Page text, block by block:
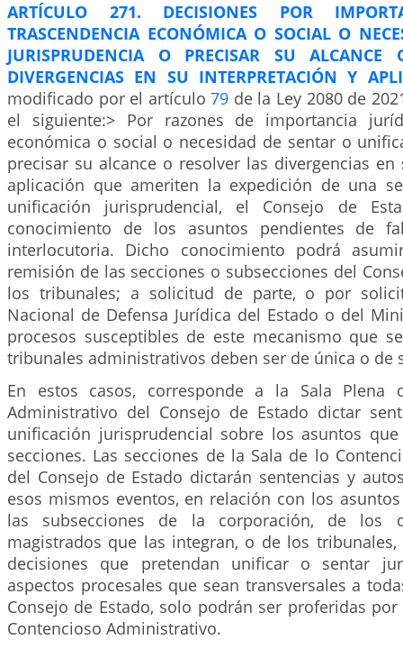
ARTÍCULO 271. DECISIONES POR
TRASCENDENCIA ECONÓMICA O SOCIAL O
JURISPRUDENCIA O PRECISAR SU ALCANCE
DIVERGENCIAS EN SU INTERPRETACIÓN Y
modificado por el artículo79 de la Ley 2080 de
el siguiente:> Por razones de importancia
económica o social o necesidad de sentar o
precisar su alcance o resolver las divergencias
aplicación que ameriten la expedición de una
unificación jurisprudencial, el Consejo de
conocimiento de los asuntos pendientes de
interlocutoria. Dicho conocimiento podrá
remisión de las secciones o subsecciones del
los tribunales; a solicitud de parte, o por
Nacional de Defensa Jurídica del Estado o del
procesos susceptibles de este mecanismo que
tribunales administrativos deben ser de única o de
En estos casos, corresponde a la Sala Plena
Administrativo del Consejo de Estado dictar
unificación jurisprudencial sobre los asuntos
secciones. Las secciones de la Sala de lo
del Consejo de Estado dictarán sentencias y
esos mismos eventos, en relación con los
las subsecciones de la corporación, de los
magistrados que las integran, o de los tribunales,
decisiones que pretendan unificar o sentar
aspectos procesales que sean transversales a
Consejo de Estado, solo podrán ser proferidas
Contencioso Administrativo.